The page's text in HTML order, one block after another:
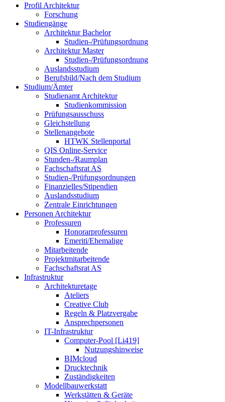
Profil Architektur
Forschung
Studiengänge
Architektur Bachelor
Studien-/Prüfungsordnung
Architektur Master
Studien-/Prüfungsordnung
Auslandsstudium
Berufsbild/Nach dem Studium
Studium/Ämter
Studienamt Architektur
Studienkommission
Prüfungsausschuss
Gleichstellung
Stellenangebote
HTWK Stellenportal
QIS Online-Service
Stunden-/Raumplan
Fachschaftsrat AS
Studien-/Prüfungsordnungen
Finanzielles/Stipendien
Auslandsstudium
Zentrale Einrichtungen
Personen Architektur
Professuren
Honorarprofessuren
Emeriti/Ehemalige
Mitarbeitende
Projektmitarbeitende
Fachschaftsrat AS
Infrastruktur
Architekturetage
Ateliers
Creative Club
Regeln & Platzvergabe
Ansprechpersonen
IT-Infrastruktur
Computer-Pool [Li419]
Nutzungshinweise
BIMcloud
Drucktechnik
Zuständigkeiten
Modellbauwerkstatt
Werkstätten & Geräte